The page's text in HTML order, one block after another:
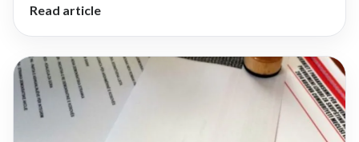
Read article